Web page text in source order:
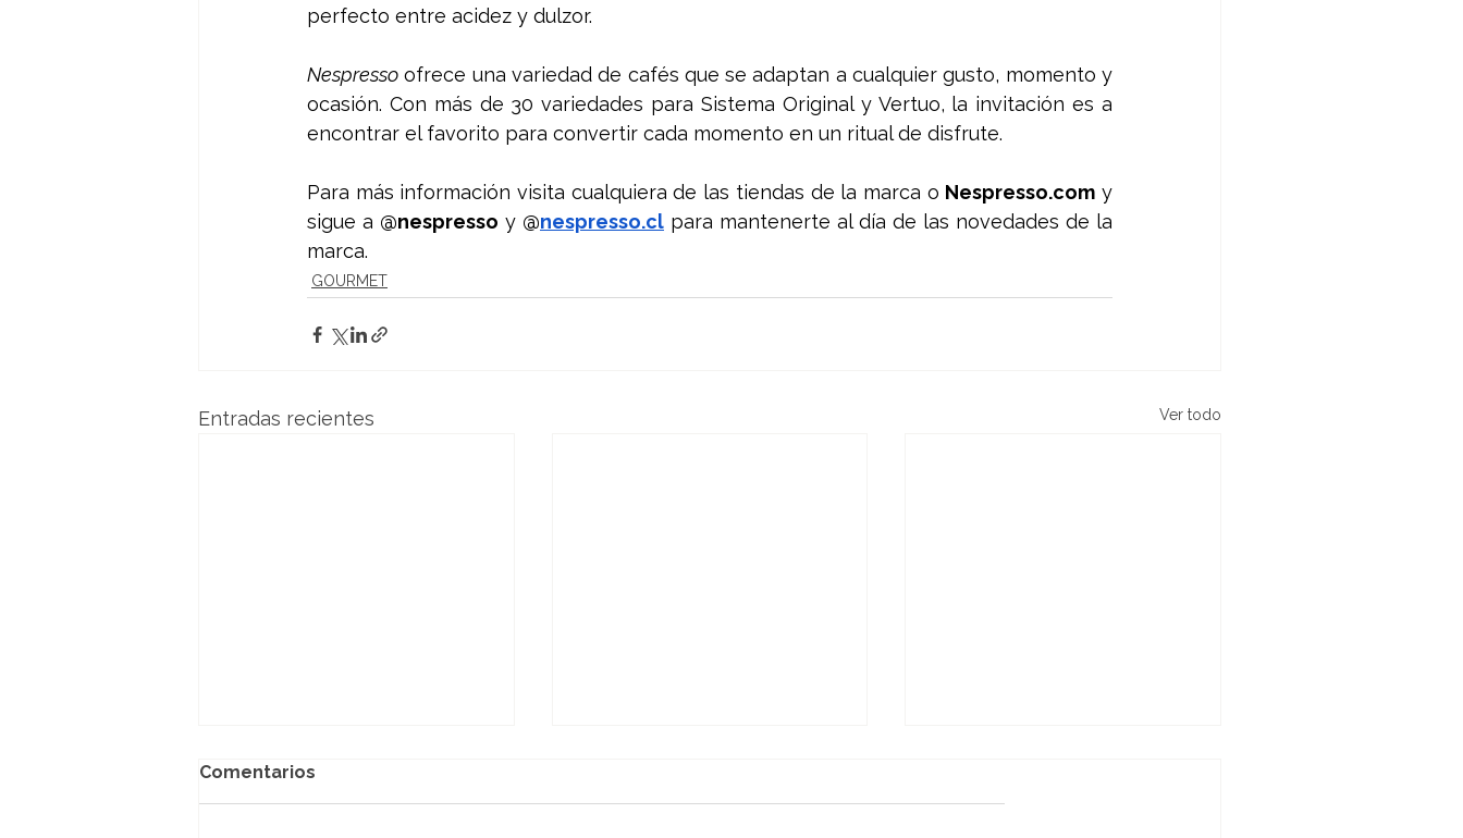
perfecto entre acidez y dulzor.
Nespresso ofrece una variedad de cafés que se adaptan a cualquier gusto, momento y
ocasión. Con más de 30 variedades para Sistema Original y Vertuo, la invitación es a
encontrar el favorito para convertir cada momento en un ritual de disfrute.
Para más información visita cualquiera de las tiendas de la marca o Nespresso.com y
sigue a @nespresso y @nespresso.cl para mantenerte al día de las novedades de la
marca.
GOURMET
Entradas recientes Ver todo
Comentarios